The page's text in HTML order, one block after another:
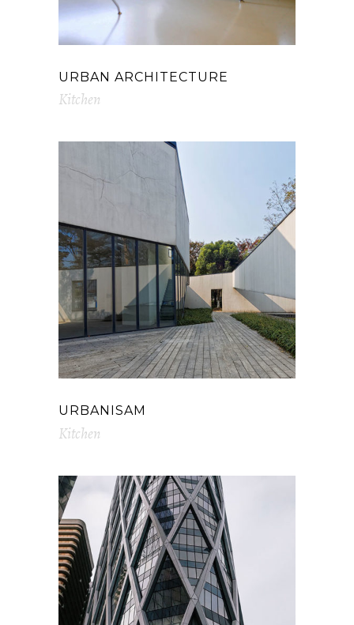
URBAN ARCHITECTURE
Kitchen
URBANISAM
Kitchen